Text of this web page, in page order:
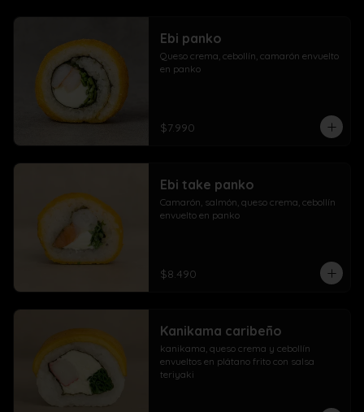
Ebi panko
Queso crema, cebollín, camarón envuelto
en panko
$7.990
Ebi take panko
Camarón, salmón, queso crema, cebollín
envuelto en panko
$8.490
Kanikama caribeño
kanikama, queso crema y cebollín
envueltos en plátano frito con salsa
teriyaki